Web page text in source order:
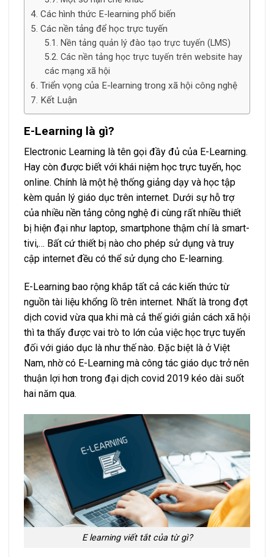
Các hình thức E-learning phổ biến
Các nền tảng để học trực tuyến
Nền tảng quản lý đào tạo trực tuyến (LMS)
Các nền tảng học trực tuyến trên website hay
các mạng xã hội
Triển vọng của E-learning trong xã hội công nghệ
Kết Luận
E-Learning là gì?
Electronic Learning là tên gọi đầy đủ của E-Learning.
Hay còn được biết với khái niệm học trực tuyến, học
online. Chính là một hệ thống giảng dạy và học tập
kèm quản lý giáo dục trên internet. Dưới sự hỗ trợ
của nhiều nền tảng công nghệ đi cùng rất nhiều thiết
bị hiện đại như laptop, smartphone thậm chí là smart-
tivi,… Bất cứ thiết bị nào cho phép sử dụng và truy
cập internet đều có thể sử dụng cho E-learning.
E-Learning bao rộng khắp tất cả các kiến thức từ
nguồn tài liệu khổng lồ trên internet. Nhất là trong đợt
dịch covid vừa qua khi mà cả thế giới giản cách xã hội
thì ta thấy được vai trò to lớn của việc học trực tuyến
đối với giáo dục là như thế nào. Đặc biệt là ở Việt
Nam, nhờ có E-Learning mà công tác giáo dục trở nên
thuận lợi hơn trong đại dịch covid 2019 kéo dài suốt
hai năm qua.
E learning viết tắt của từ gì?